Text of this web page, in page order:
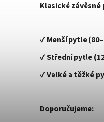
Klasické závěsné
✔Menší pytle
✔Střední pytle
✔Velké a těžké
Doporučujeme: